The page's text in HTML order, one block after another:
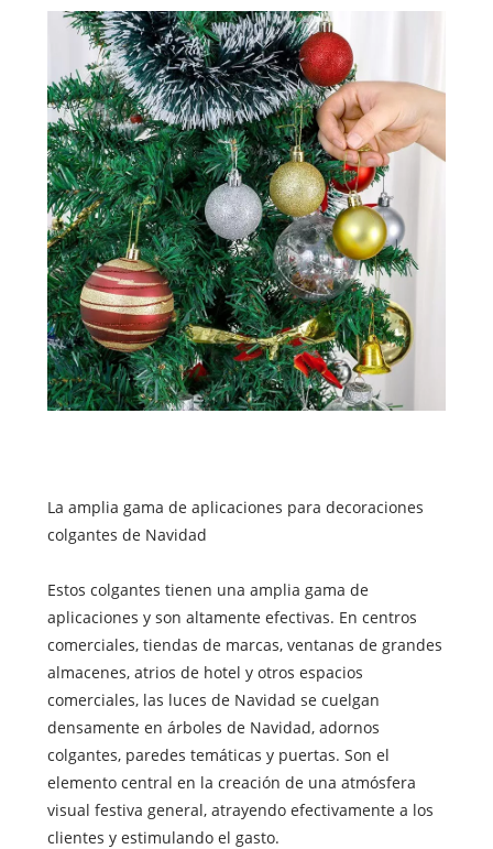
La amplia gama de aplicaciones para decoraciones
colgantes de Navidad
Estos colgantes tienen una amplia gama de
aplicaciones y son altamente efectivas. En centros
comerciales, tiendas de marcas, ventanas de grandes
almacenes, atrios de hotel y otros espacios
comerciales, las luces de Navidad se cuelgan
densamente en árboles de Navidad, adornos
colgantes, paredes temáticas y puertas. Son el
elemento central en la creación de una atmósfera
visual festiva general, atrayendo efectivamente a los
clientes y estimulando el gasto.